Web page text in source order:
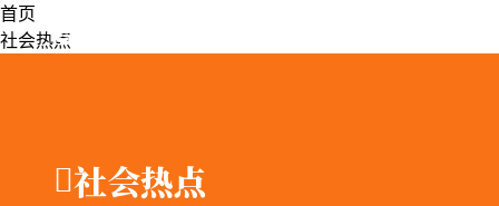
跳过导航
🍉 吃瓜网热门事件
首页
社会热点
社会热点